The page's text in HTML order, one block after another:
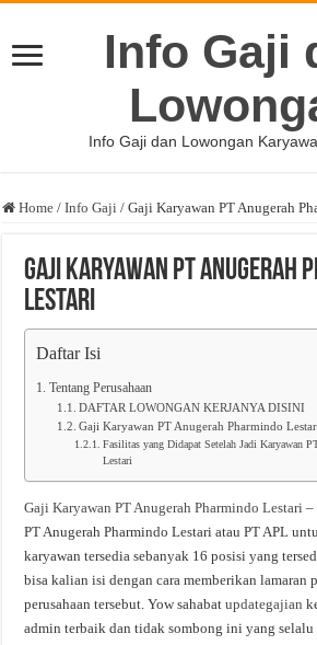
Info Gaji
Info Gaji dan Lowongan
Home / Info Gaji / Gaji Karyawan PT Anugerah
Gaji Karyawan PT Anugerah
Lestari
Daftar Isi
Tentang Perusahaan
DAFTAR LOWONGAN KERJANYA DISINI
Gaji Karyawan PT Anugerah Pharmindo
Fasilitas yang Didapat Setelah Jadi Karyawan
Lestari
Gaji Karyawan PT Anugerah Pharmindo Lestari –
PT Anugerah Pharmindo Lestari atau PT APL
karyawan tersedia sebanyak 16 posisi yang
bisa kalian isi dengan cara memberikan lamaran
perusahaan tersebut. Yow sahabatupdategajian
admin terbaik dan tidak sombong ini yang